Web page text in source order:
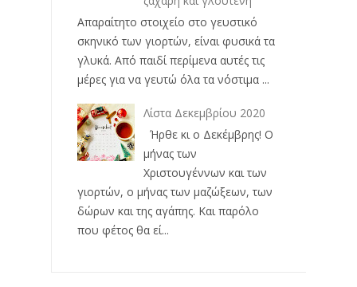
Απαραίτητο στοιχείο στο γευστικό
σκηνικό των γιορτών, είναι φυσικά τα
γλυκά. Από παιδί περίμενα αυτές τις
μέρες για να γευτώ όλα τα νόστιμα ...
Λίστα Δεκεμβρίου 2020
Ήρθε κι ο Δεκέμβρης! Ο
μήνας των
Χριστουγέννων και των
γιορτών, ο μήνας των μαζώξεων, των
δώρων και της αγάπης. Και παρόλο
που φέτος θα εί...